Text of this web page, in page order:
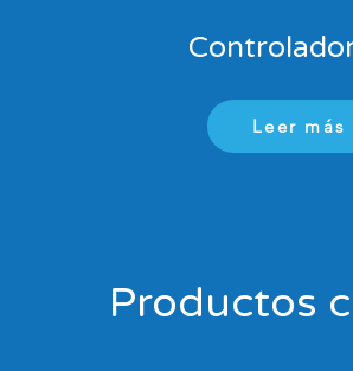
Leer más
Productos